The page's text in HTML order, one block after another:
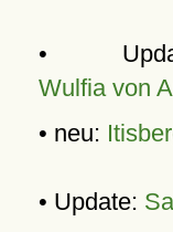
•
Wulfia von
• neu:
• Update: